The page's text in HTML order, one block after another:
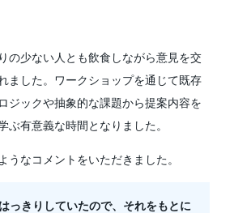
の少ない人とも飲食しながら意見を交
ました。ワークショップを通じて既存
ジックや抽象的な課題から提案内容を
ぶ有意義な時間となりました。
うなコメントをいただきました。
っきりしていたので、それをもとに